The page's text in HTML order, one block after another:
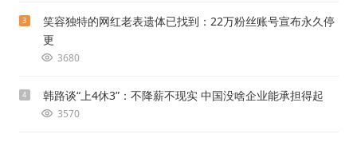
3
笑容独特的网红老表遗体已找到：22万粉丝账号宣布永久停
更
3680
4 韩路谈“上4休3”：不降薪不现实 中国没啥企业能承担得起
3570